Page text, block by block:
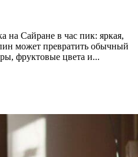
на Сайране в час пик: яркая,
может превратить обычный
фруктовые цвета и...